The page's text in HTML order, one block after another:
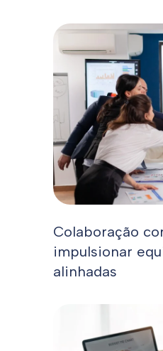
Colaboração
impulsionar
alinhadas